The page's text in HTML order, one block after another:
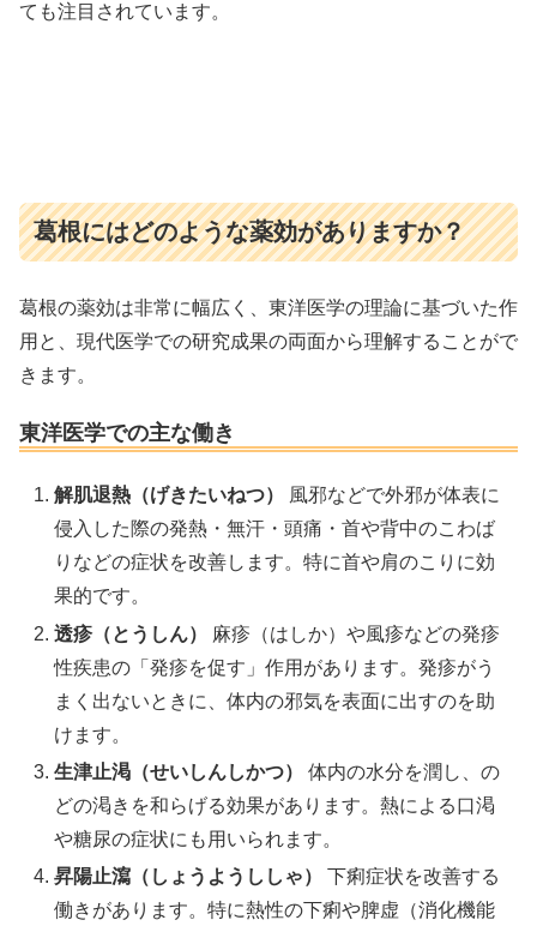
ても注目されています。
葛根にはどのような薬効がありますか？
葛根の薬効は非常に幅広く、東洋医学の理論に基づいた作
用と、現代医学での研究成果の両面から理解することがで
きます。
東洋医学での主な働き
解肌退熱（げきたいねつ）
風邪などで外邪が体表に
侵入した際の発熱・無汗・頭痛・首や背中のこわば
りなどの症状を改善します。特に首や肩のこりに効
果的です。
透疹（とうしん）
麻疹（はしか）や風疹などの発疹
性疾患の「発疹を促す」作用があります。発疹がう
まく出ないときに、体内の邪気を表面に出すのを助
けます。
生津止渇（せいしんしかつ）
体内の水分を潤し、の
どの渇きを和らげる効果があります。熱による口渇
や糖尿の症状にも用いられます。
昇陽止瀉（しょうようししゃ）
下痢症状を改善する
働きがあります。特に熱性の下痢や脾虚（消化機能